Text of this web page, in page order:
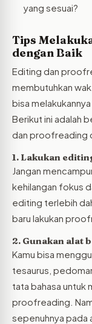
yang sesuai?
Tips
dengan Baik
Editing dan
membutuhkan
bisa
Berikut ini adalah
dan proofreading
1. Lakukan
Jangan
kehilangan fokus
editing terlebih
baru lakukan
2. Gunakan alat
Kamu bisa
tesaurus,
tata bahasa untuk
proofreading.
sepenuhnya pada